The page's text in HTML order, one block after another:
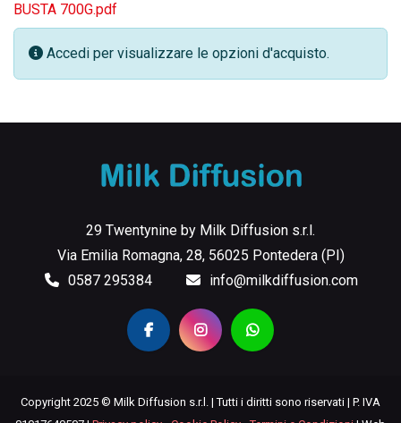
BUSTA 700G.pdf
Accedi per visualizzare le opzioni d'acquisto.
29 Twentynine by Milk Diffusion s.r.l.
Via Emilia Romagna, 28, 56025 Pontedera (PI)
0587 295384
info@milkdiffusion.com
Copyright 2025 © Milk Diffusion s.r.l. | Tutti i diritti sono riservati | P. IVA